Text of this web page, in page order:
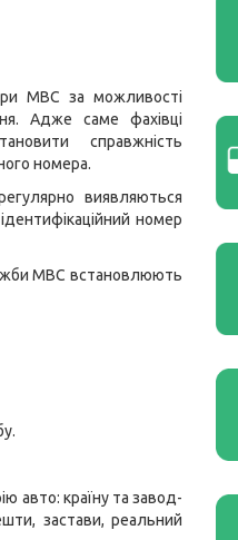
МВС за можливості
Адже саме фахівці
справжність
номера.
виявляються
номер
МВС встановлюють
авто: країну та завод-
застави, реальний